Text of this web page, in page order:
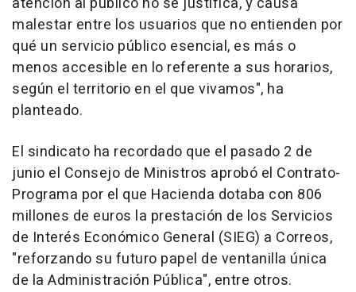
malestar entre los usuarios que no entienden por
qué un servicio público esencial, es más o
menos accesible en lo referente a sus horarios,
según el territorio en el que vivamos", ha
planteado.
El sindicato ha recordado que el pasado 2 de
junio el Consejo de Ministros aprobó el Contrato-
Programa por el que Hacienda dotaba con 806
millones de euros la prestación de los Servicios
de Interés Económico General (SIEG) a Correos,
"reforzando su futuro papel de ventanilla única
de la Administración Pública", entre otros.